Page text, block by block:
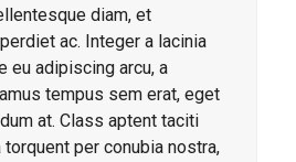
diam, et
ac. Integer a lacinia
eu adipiscing arcu, a
tempus sem erat, eget
at. Class aptent taciti
per conubia nostra,